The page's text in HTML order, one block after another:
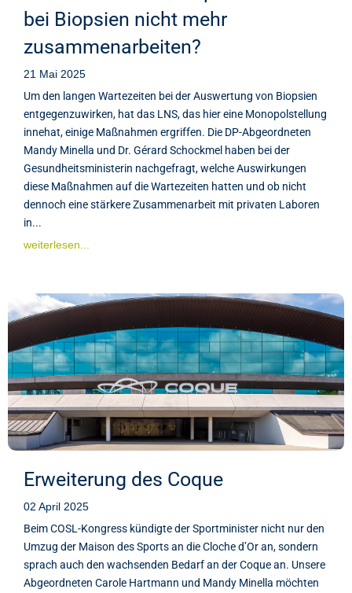
bei Biopsien nicht mehr
zusammenarbeiten?
21 Mai 2025
Um den langen Wartezeiten bei der Auswertung von Biopsien
entgegenzuwirken, hat das LNS, das hier eine Monopolstellung
innehat, einige Maßnahmen ergriffen. Die DP-Abgeordneten
Mandy Minella und Dr. Gérard Schockmel haben bei der
Gesundheitsministerin nachgefragt, welche Auswirkungen
diese Maßnahmen auf die Wartezeiten hatten und ob nicht
dennoch eine stärkere Zusammenarbeit mit privaten Laboren
in...
weiterlesen...
Erweiterung des Coque
02 April 2025
Beim COSL-Kongress kündigte der Sportminister nicht nur den
Umzug der Maison des Sports an die Cloche d’Or an, sondern
sprach auch den wachsenden Bedarf an der Coque an. Unsere
Abgeordneten Carole Hartmann und Mandy Minella möchten